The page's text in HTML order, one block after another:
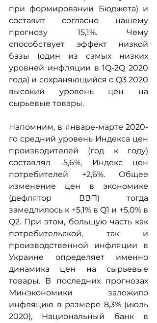
при формировании Бюджета) и
составит согласно нашему
прогнозу 15,1%. Чему
способствует эффект низкой
базы (один из самых низких
уровней инфляции в 1Q-2Q 2020
года) и сохраняющийся с Q3 2020
высокий уровень цен на
сырьевые товары.
Напомним, в январе-марте 2020-
го средний уровень Индекса цен
производителей (год к году)
cоставлял -5,6%, Индекс цен
потребителей +2,6%. Общее
изменение цен в экономике
(дефлятор ВВП) тогда
замедлилось к +5,1% в Q1 и +5,0% в
Q2. При этом, большую часть как
потребительской, так и
производственной инфляции в
Украине определяет именно
динамика цен на сырьевые
товары. В последних прогнозах
Минэкономики заложило
инфляцию в размере 8,3% (июль
2020), Национальный банк в